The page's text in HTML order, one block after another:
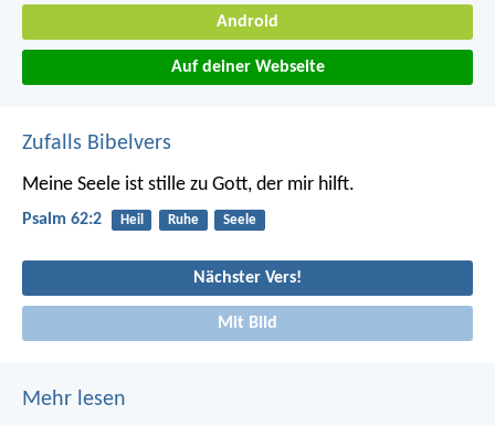
Android
Auf deiner Webseite
Zufalls Bibelvers
Meine Seele ist stille zu Gott, der mir hilft.
Psalm 62:2 Heil Ruhe Seele
Nächster Vers!
Mit Bild
Mehr lesen